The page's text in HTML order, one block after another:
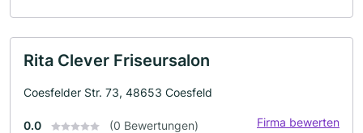
Rita Clever Friseursalon
Coesfelder Str. 73, 48653 Coesfeld
0.0 (0 Bewertungen) Firma bewerten